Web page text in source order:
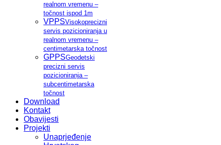
realnom vremenu –
točnost ispod 1m
VPPSVisokoprecizni
servis pozicioniranja u
realnom vremenu –
centimetarska točnost
GPPSGeodetski
precizni servis
pozicioniranja –
subcentimetarska
točnost
Download
Kontakt
Obavijesti
Projekti
Unaprjeđenje